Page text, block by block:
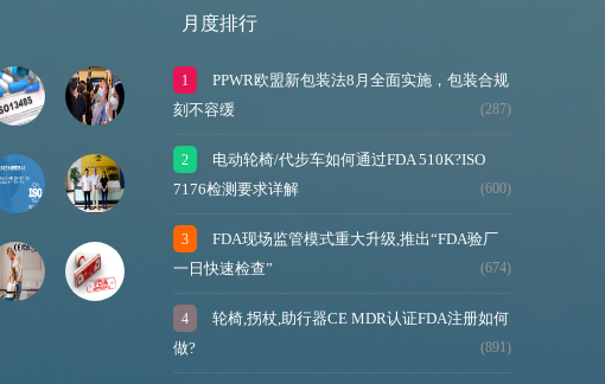
月度排行
PPWR欧盟新包装法8月全面实施，包装合规
刻不容缓
(287)
电动轮椅/代步车如何通过FDA 510K?ISO
7176检测要求详解
(600)
FDA现场监管模式重大升级,推出“FDA验厂
一日快速检查”
(674)
轮椅,拐杖,助行器CE MDR认证FDA注册如何
做?
(891)